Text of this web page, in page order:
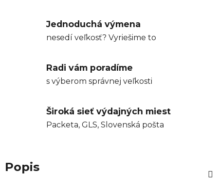
Jednoduchá výmena
nesedí veľkosť? Vyriešime to
Radi vám poradíme
s výberom správnej veľkosti
Široká sieť výdajných miest
Packeta, GLS, Slovenská pošta
Popis